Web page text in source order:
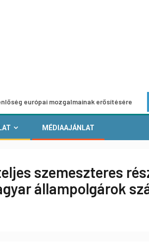
mozgalmainak erősítésére
MÉDIAAJÁNLAT
szemeszteres
állampolgárok